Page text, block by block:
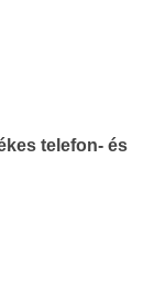
telefon- és